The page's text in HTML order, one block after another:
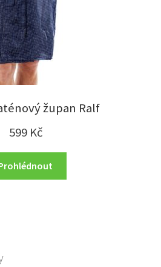
župan Ralf
599 Kč